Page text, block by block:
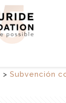
> Subvención